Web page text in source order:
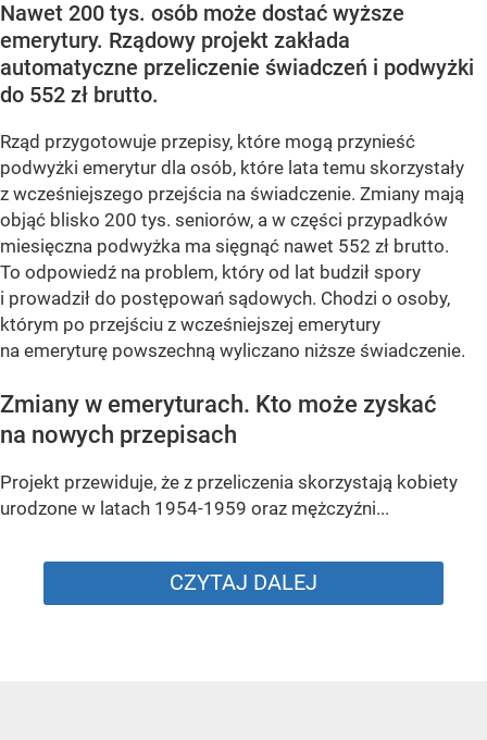
Nawet 200 tys. osób może dostać wyższe
emerytury. Rządowy projekt zakłada
automatyczne przeliczenie świadczeń i podwyżki
do 552 zł brutto.
Rząd przygotowuje przepisy, które mogą przynieść
podwyżki emerytur dla osób, które lata temu skorzystały
z wcześniejszego przejścia na świadczenie. Zmiany mają
objąć blisko 200 tys. seniorów, a w części przypadków
miesięczna podwyżka ma sięgnąć nawet 552 zł brutto.
To odpowiedź na problem, który od lat budził spory
i prowadził do postępowań sądowych. Chodzi o osoby,
którym po przejściu z wcześniejszej emerytury
na emeryturę powszechną wyliczano niższe świadczenie.
Zmiany w emeryturach. Kto może zyskać
na nowych przepisach
Projekt przewiduje, że z przeliczenia skorzystają kobiety
urodzone w latach 1954-1959 oraz mężczyźni...
CZYTAJ DALEJ